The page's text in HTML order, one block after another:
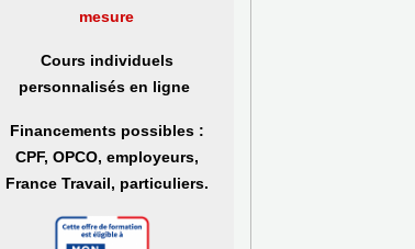
mesure
Cours individuels
personnalisés en ligne
Financements possibles :
CPF, OPCO, employeurs,
France Travail, particuliers.